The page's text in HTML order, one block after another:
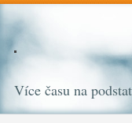
Více času na